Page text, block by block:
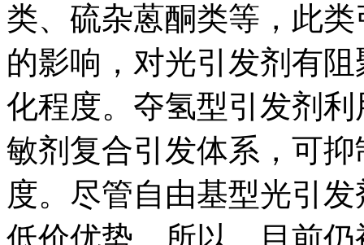
类、硫杂蒽酮类等，此
的影响，对光引发剂有
化程度。夺氢型引发剂
敏剂复合引发体系，可
度。尽管自由基型光引